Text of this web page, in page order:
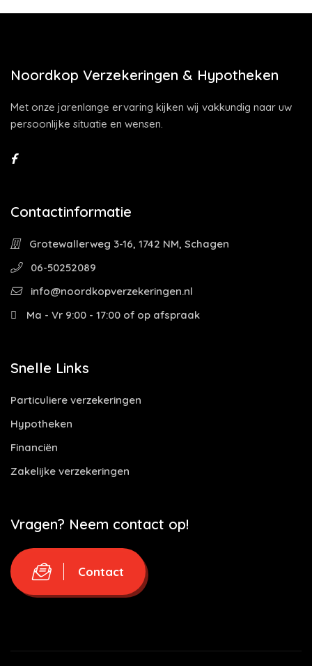
Noordkop Verzekeringen & Hypotheken
Met onze jarenlange ervaring kijken wij vakkundig naar uw
persoonlijke situatie en wensen.
Contactinformatie
Grotewallerweg 3-16, 1742 NM, Schagen
06-50252089
info@noordkopverzekeringen.nl
Ma - Vr 9:00 - 17:00 of op afspraak
Snelle Links
Particuliere verzekeringen
Hypotheken
Financiën
Zakelijke verzekeringen
Vragen? Neem contact op!
Contact